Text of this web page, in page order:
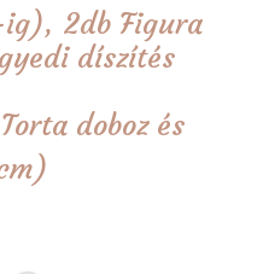
2db Figura
díszítés
doboz és